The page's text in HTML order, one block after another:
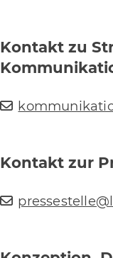
Kontakt zu
Kontakt zur